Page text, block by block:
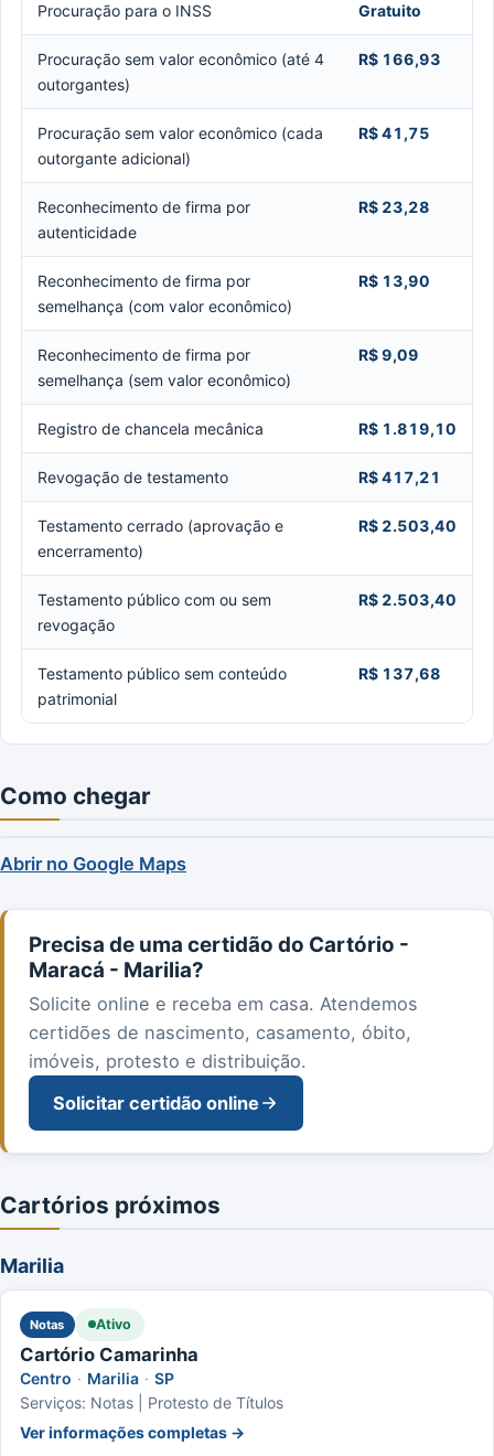
Procuração para o INSS Gratuito
Procuração sem valor econômico (até 4
outorgantes)
R$ 166,93
Procuração sem valor econômico (cada
outorgante adicional)
R$ 41,75
Reconhecimento de firma por
autenticidade
R$ 23,28
Reconhecimento de firma por
semelhança (com valor econômico)
R$ 13,90
Reconhecimento de firma por
semelhança (sem valor econômico)
R$ 9,09
Registro de chancela mecânica R$ 1.819,10
Revogação de testamento R$ 417,21
Testamento cerrado (aprovação e
encerramento)
R$ 2.503,40
Testamento público com ou sem
revogação
R$ 2.503,40
Testamento público sem conteúdo
patrimonial
R$ 137,68
Como chegar
Abrir no Google Maps
Precisa de uma certidão do Cartório -
Maracá - Marilia?
Solicite online e receba em casa. Atendemos
certidões de nascimento, casamento, óbito,
imóveis, protesto e distribuição.
Solicitar certidão online
Cartórios próximos
Marilia
Notas Ativo
Cartório Camarinha
Centro · Marilia · SP
Serviços: Notas | Protesto de Títulos
Ver informações completas →